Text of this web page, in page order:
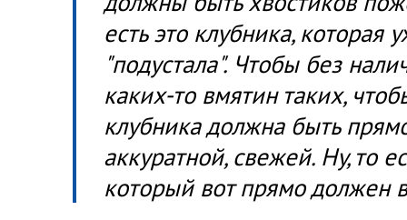
есть это клубника,
"подустала". Чтобы без
каких-то вмятин таких,
клубника должна быть
аккуратной, свежей. Ну, то
который вот прямо должен